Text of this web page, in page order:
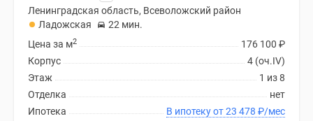
Ленинградская область, Всеволожский район
Ладожская
22 мин.
176 100 ₽
Цена за м2
4 (оч.IV)
Корпус
1 из 8
Этаж
нет
Отделка
В ипотеку от 23 478 ₽/мес
Ипотека